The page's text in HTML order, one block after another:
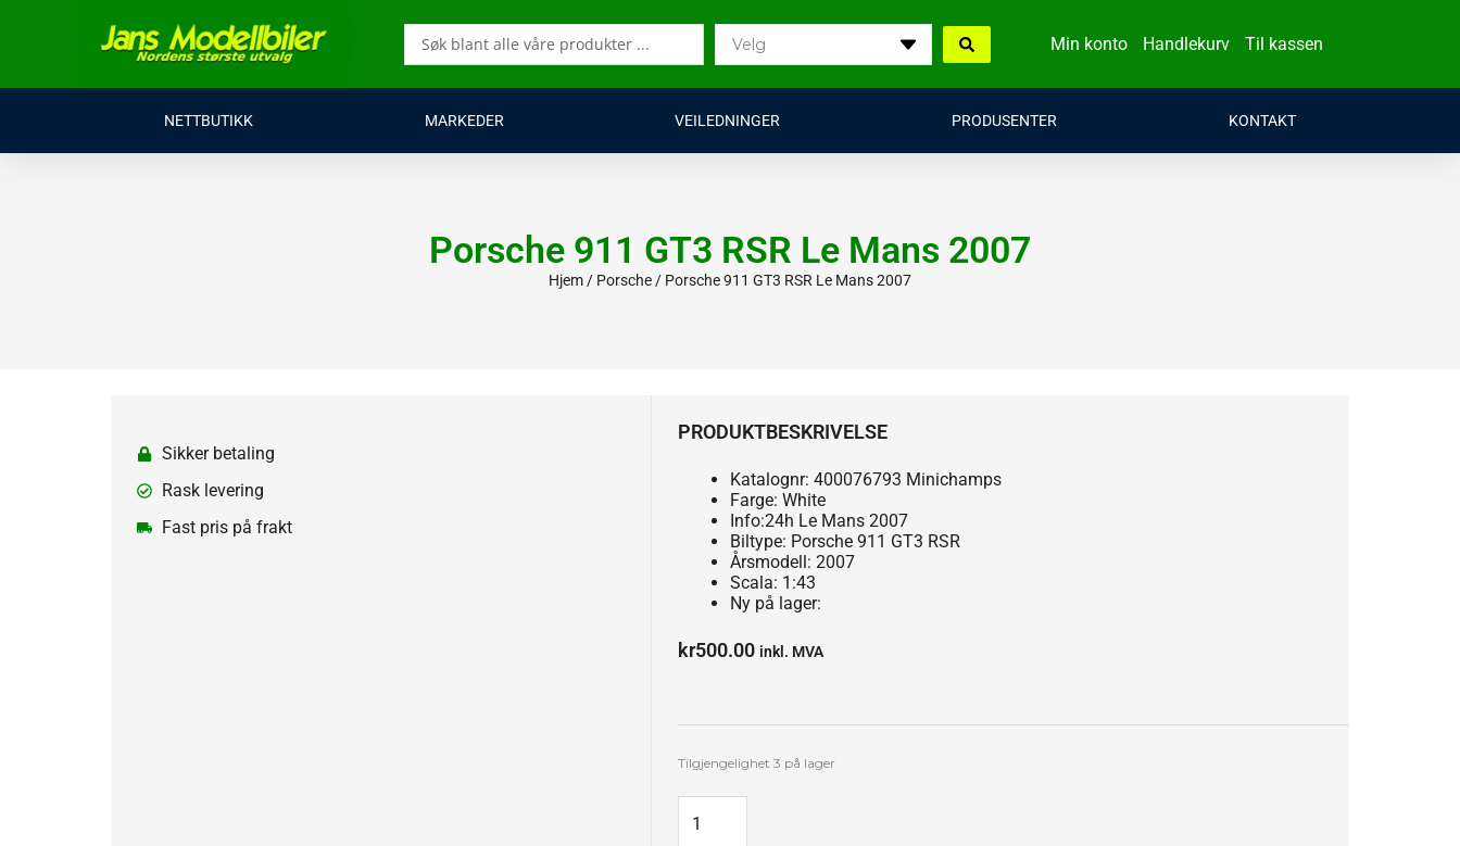
Min konto Handlekurv Til kassen
NETTBUTIKK MARKEDER VEILEDNINGER PRODUSENTER KONTAKT
Porsche 911 GT3 RSR Le Mans 2007
Hjem / Porsche / Porsche 911 GT3 RSR Le Mans 2007
Sikker betaling
Rask levering
Fast pris på frakt
PRODUKTBESKRIVELSE
Katalognr: 400076793 Minichamps
Farge: White
Info:24h Le Mans 2007
Biltype: Porsche 911 GT3 RSR
Årsmodell: 2007
Scala: 1:43
Ny på lager:
kr500.00 inkl. MVA
Tilgjengelighet 3 på lager
Porsche
GT3
RSR